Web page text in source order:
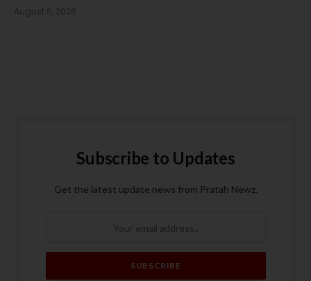
August 6, 2026
Subscribe to Updates
Get the latest update news from Pratah Newz.